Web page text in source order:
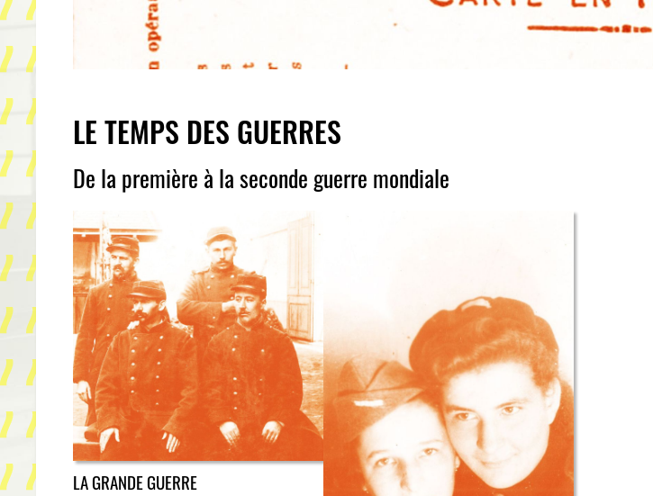
LE TEMPS DES GUERRES
De la première à la seconde guerre mondiale
LA GRANDE GUERRE